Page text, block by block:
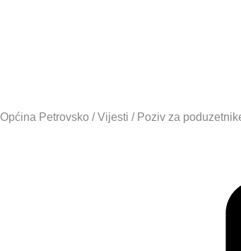
Općina Petrovsko /Vijesti / Poziv za